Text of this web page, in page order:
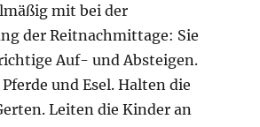
mit bei der
der Reitnachmittage: Sie
Auf- und Absteigen.
und Esel. Halten die
Leiten die Kinder an